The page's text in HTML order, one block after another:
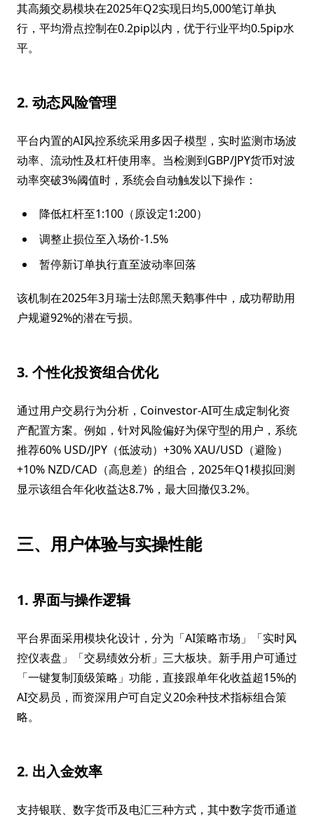
其高频交易模块在2025年Q2实现日均5,000笔订单执
行，平均滑点控制在0.2pip以内，优于行业平均0.5pip水
平。
2. 动态风险管理
平台内置的AI风控系统采用多因子模型，实时监测市场波
动率、流动性及杠杆使用率。当检测到GBP/JPY货币对波
动率突破3%阈值时，系统会自动触发以下操作：
降低杠杆至1:100（原设定1:200）
调整止损位至入场价-1.5%
暂停新订单执行直至波动率回落
该机制在2025年3月瑞士法郎黑天鹅事件中，成功帮助用
户规避92%的潜在亏损。
3. 个性化投资组合优化
通过用户交易行为分析，Coinvestor-AI可生成定制化资
产配置方案。例如，针对风险偏好为保守型的用户，系统
推荐60% USD/JPY（低波动）+30% XAU/USD（避险）
+10% NZD/CAD（高息差）的组合，2025年Q1模拟回测
显示该组合年化收益达8.7%，最大回撤仅3.2%。
三、用户体验与实操性能
1. 界面与操作逻辑
平台界面采用模块化设计，分为「AI策略市场」「实时风
控仪表盘」「交易绩效分析」三大板块。新手用户可通过
「一键复制顶级策略」功能，直接跟单年化收益超15%的
AI交易员，而资深用户可自定义20余种技术指标组合策
略。
2. 出入金效率
支持银联、数字货币及电汇三种方式，其中数字货币通道